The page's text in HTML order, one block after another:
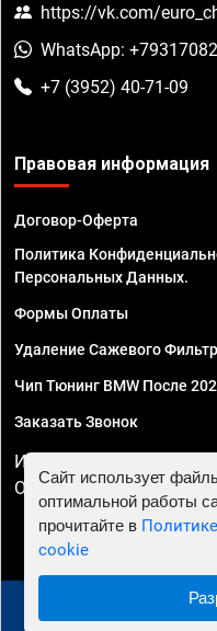
https://vk.com/
WhatsApp:
+7 (3952) 40-71-09
Правовая информация
Договор-Оферта
Политика
Персональных Данных.
Формы Оплаты
Удаление Сажевого
Чип Тюнинг BMW После
Заказать Звонок
ИП Смирнов Георгий
ОГРНИП
© 2010 - 2026 Чип
Сайт использует
оптимальной работы
прочитайте в
cookie